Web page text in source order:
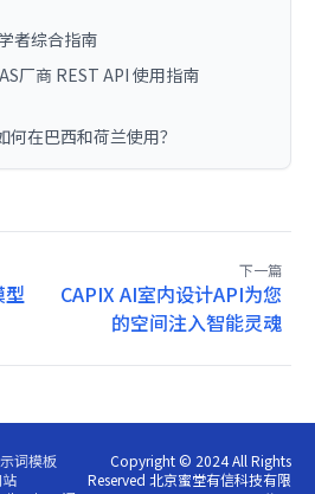
者综合指南
厂商 REST API 使用指南
在巴西和荷兰使用？
型
下一篇
CAPIX AI室内设计API为您
的空间注入智能灵魂
词模板
Copyright © 2024 All Rights
Reserved 北京蜜堂有信科技有限